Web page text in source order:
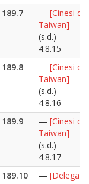
189.7
— [Cinesi di
Taiwan]
(s.d.)
4.8.15
189.8
— [Cinesi di
Taiwan]
(s.d.)
4.8.16
189.9
— [Cinesi di
Taiwan]
(s.d.)
4.8.17
189.10
—